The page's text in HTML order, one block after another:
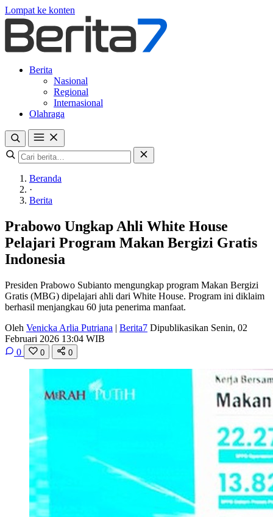
Lompat ke konten
Berita
Nasional
Regional
Internasional
Olahraga
Beranda
·
Berita
Prabowo Ungkap Ahli White House
Pelajari Program Makan Bergizi Gratis
Indonesia
Presiden Prabowo Subianto mengungkap program Makan Bergizi
Gratis (MBG) dipelajari ahli dari White House. Program ini diklaim
berhasil menjangkau 60 juta penerima manfaat.
Oleh Venicka Arlia Putriana | Berita7 Dipublikasikan Senin, 02
Februari 2026 13:04 WIB
0
0 0